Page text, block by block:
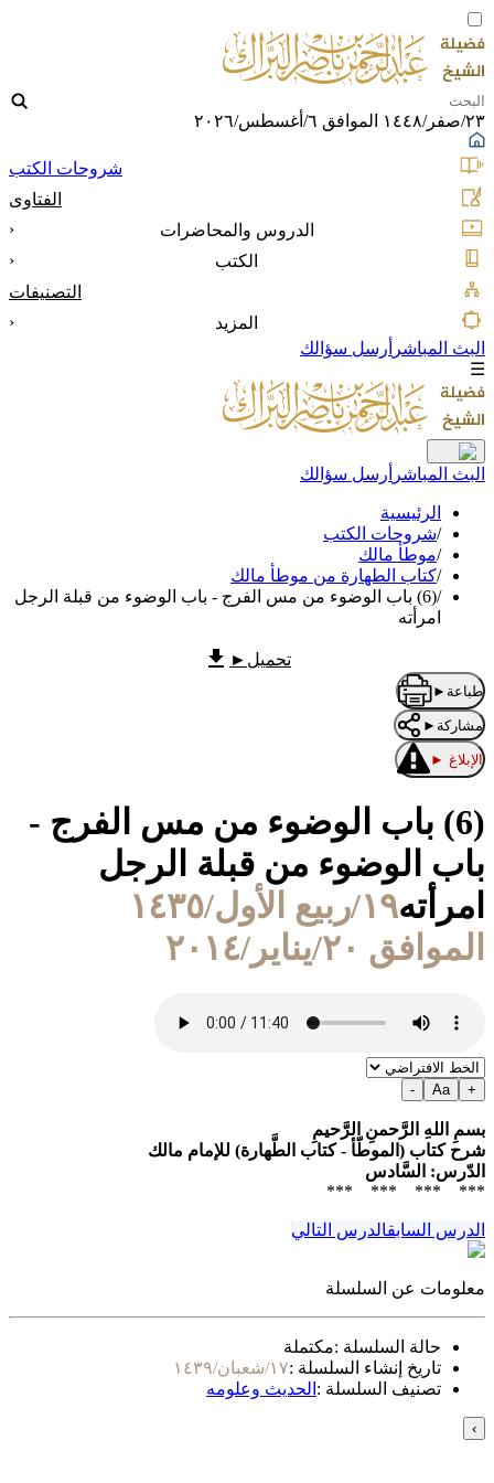
٢٣/صفر/١٤٤٨ الموافق ٦/أغسطس/٢٠٢٦
شروحات الكتب
الفتاوى
الدروس والمحاضرات
‹
الكتب
‹
التصنيفات
المزيد
‹
البث المباشر أرسل سؤالك
☰
البث المباشر أرسل سؤالك
الرئيسية
/شروحات الكتب
/موطأ مالك
/كتاب الطهارة من موطأ مالك
/
(6) باب الوضوء من مس الفرج - باب الوضوء من قبلة الرجل
امرأته
تحميل ►
طباعة ►
مشاركة ►
الإبلاغ ►
(6) باب الوضوء من مس الفرج -
باب الوضوء من قبلة الرجل
امرأته
١٩/ربيع الأول/١٤٣٥
الموافق ٢٠/يناير/٢٠١٤
+
Aa
-
بسمِ اللهِ الرَّحمنِ الرَّحيمِ
شرح كتاب (الموطّأ - كتاب الطَّهارة) للإمام مالك
الدّرس: السَّادس
*** *** *** ***
الدرس السابقالدرس التالي
معلومات عن السلسلة
حالة السلسلة :مكتملة
تاريخ إنشاء السلسلة :١٧/شعبان/١٤٣٩
تصنيف السلسلة : الحديث وعلومه
›